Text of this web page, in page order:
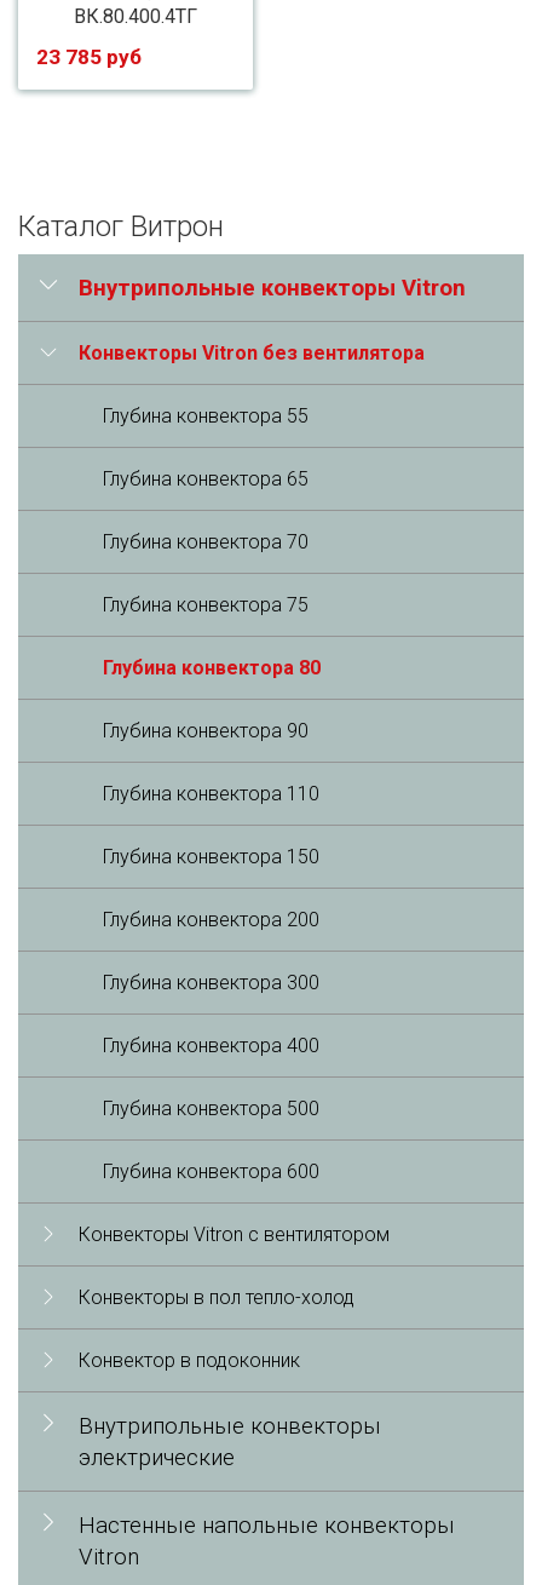
ВК.80.400.4ТГ
23 785 руб
Каталог Витрон
Внутрипольные конвекторы Vitron
Конвекторы Vitron без вентилятора
Глубина конвектора 55
Глубина конвектора 65
Глубина конвектора 70
Глубина конвектора 75
Глубина конвектора 80
Глубина конвектора 90
Глубина конвектора 110
Глубина конвектора 150
Глубина конвектора 200
Глубина конвектора 300
Глубина конвектора 400
Глубина конвектора 500
Глубина конвектора 600
Конвекторы Vitron с вентилятором
Конвекторы в пол тепло-холод
Конвектор в подоконник
Внутрипольные конвекторы
электрические
Настенные напольные конвекторы
Vitron